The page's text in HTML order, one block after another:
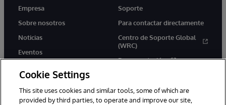
Empresa
Sobre nosotros
Noticias
Eventos
Soporte
Para contactar directamente
Centro de Soporte Global
(WRC)
Documentación
Cookie Settings
This site uses cookies and similar tools, some of which are
provided by third parties, to operate and improve our site,